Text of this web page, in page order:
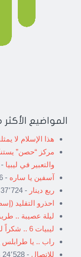
المواضيع
هذا الإسلام لا
مركز “حصن”
والتعبير في ليبيا - 46٬686 views
آسفين يا ساره - 44٬596 views
ربع دينار - 37٬724 views
احذرو التقليد
ليلة عصيبة .. طريق
ليبيات 6 .. شكراً للأزلام
راب .. يا طرابلس
للاتصال - 24٬528 views